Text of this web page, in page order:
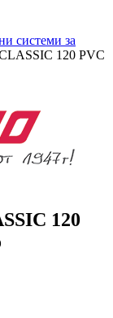
системи за
120 PVC
120